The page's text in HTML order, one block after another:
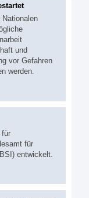
und
vor Gefahren
werden.
für
für
entwickelt.